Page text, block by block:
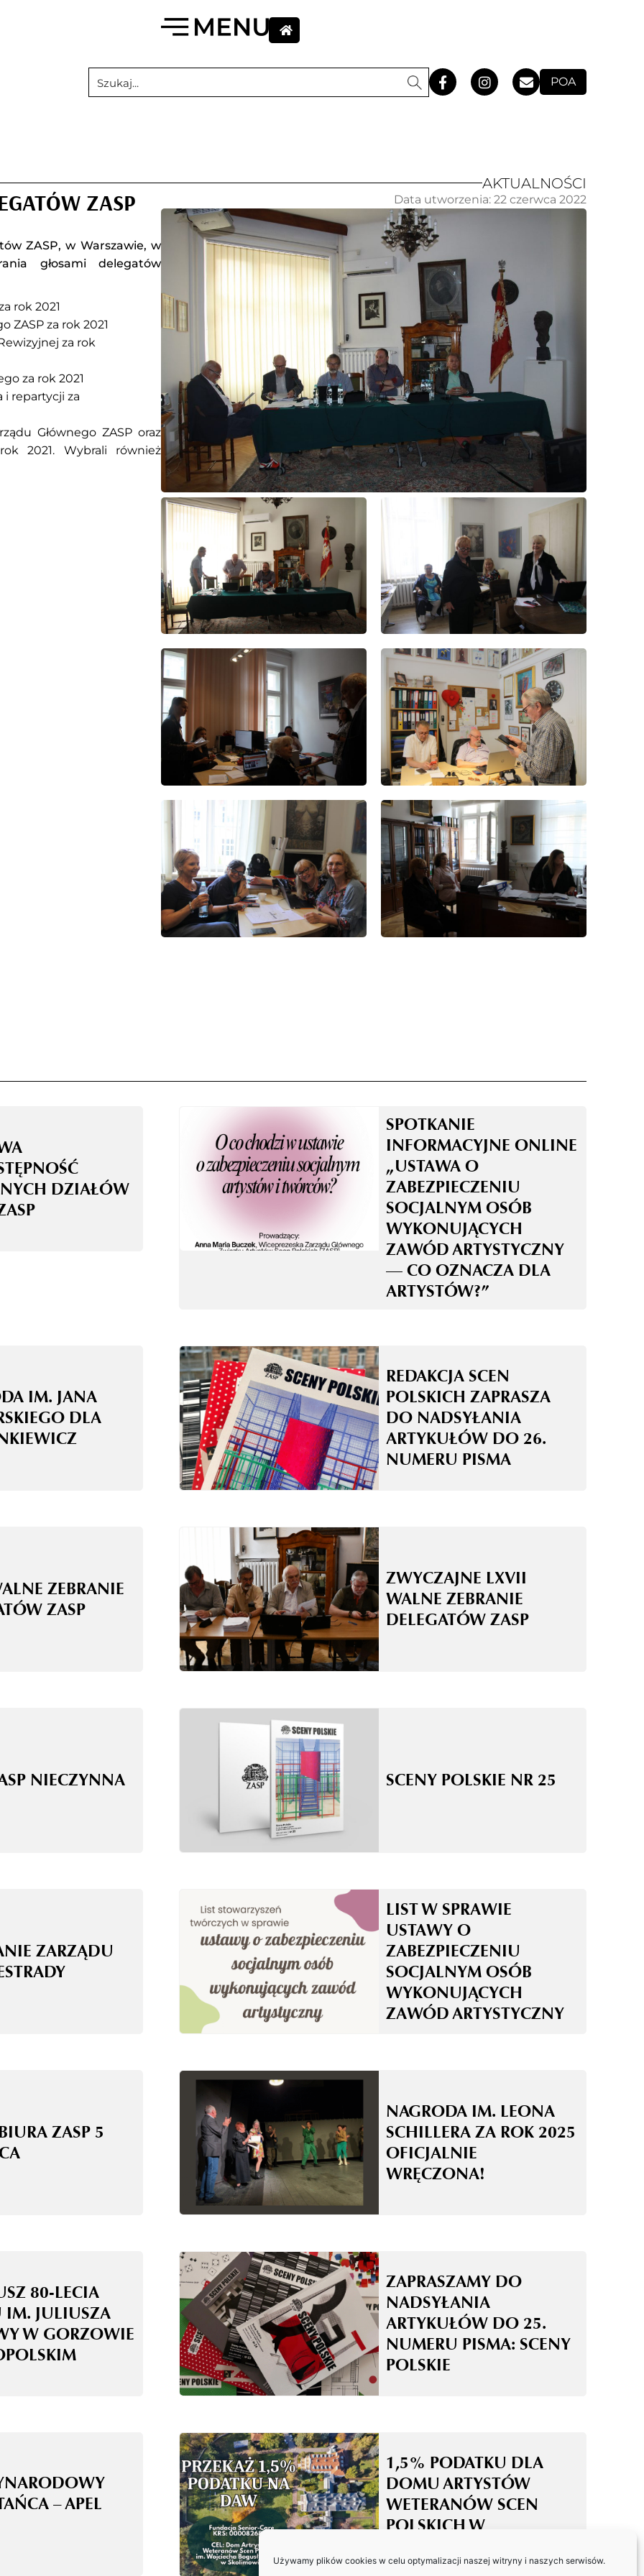
Używamy plików cookies w celu optymalizacji naszej witryny i naszych serwisów.
POA
AKTUALNOŚCI
ZASP
ZASP, w Warszawie, w
głosami delegatów
rok 2021
ZASP za rok 2021
za rok
za rok 2021
i repartycji za
Głównego ZASP oraz
2021. Wybrali również
Data utworzenia: 22 czerwca 2022
DZIAŁÓW
SPOTKANIE
INFORMACYJNE ONLINE
„USTAWA O
ZABEZPIECZENIU
SOCJALNYM OSÓB
WYKONUJĄCYCH
ZAWÓD ARTYSTYCZNY
— CO OZNACZA DLA
ARTYSTÓW?”
IM. JANA
DLA
REDAKCJA SCEN
POLSKICH ZAPRASZA
DO NADSYŁANIA
ARTYKUŁÓW DO 26.
NUMERU PISMA
ZEBRANIE
ZASP
ZWYCZAJNE LXVII
WALNE ZEBRANIE
DELEGATÓW ZASP
NIECZYNNA SCENY POLSKIE NR 25
ZARZĄDU
LIST W SPRAWIE
USTAWY O
ZABEZPIECZENIU
SOCJALNYM OSÓB
WYKONUJĄCYCH
ZAWÓD ARTYSTYCZNY
ZASP 5
NAGRODA IM. LEONA
SCHILLERA ZA ROK 2025
OFICJALNIE
WRĘCZONA!
80-LECIA
IM. JULIUSZA
W GORZOWIE
ZAPRASZAMY DO
NADSYŁANIA
ARTYKUŁÓW DO 25.
NUMERU PISMA: SCENY
POLSKIE
– APEL
1,5% PODATKU DLA
DOMU ARTYSTÓW
WETERANÓW SCEN
POLSKICH W